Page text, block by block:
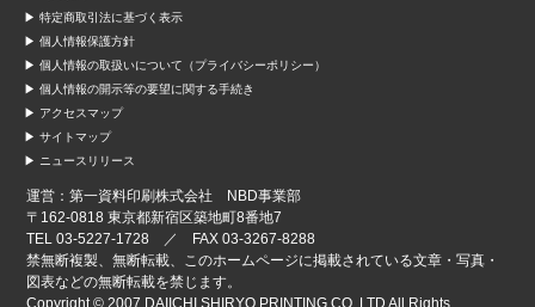
▶ 特定商取引法に基づく表示
▶ 個人情報保護方針
▶ 個人情報の取扱いについて（プライバシーポリシー）
▶ 個人情報の開示等の要望に関する手続き
▶ アクセスマップ
▶ サイトマップ
▶ ニュースリリース
運営：第一資料印刷株式会社 NBD事業部
〒162-0818 東京都新宿区築地町8番地7
TEL 03-5227-1728 ／ FAX 03-3267-8288
禁無断複製、無断転載、このホームページに掲載されている文章・写真・
図表などの無断転載を禁じます。
Copyright © 2007 DAIICHI SHIRYO PRINTING CO.,LTD All Rights